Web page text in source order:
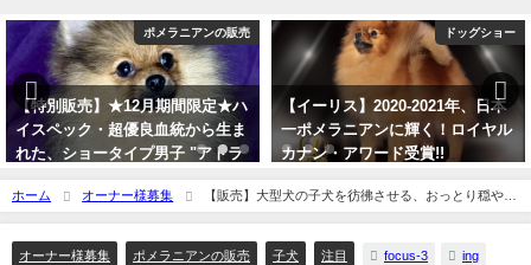
ポメラニアンの販売
【特別販売】★12月期間限定★ハ
イスペック・超優良血統から生ま
れた、ショータイプ男子 "アトラ
ス"（TEMIS25-01）
2025-10-07
ドッグショー
【イーリス】2020-2021年、日本
一ポメラニアンに輝く！ロイヤル
カナン・アワード受賞!!
ホーム オーナー様募集
【販売】大型犬の子犬を彷彿させる、おっとり穏やか
な兄弟犬・ジンくん＆サンくんの販売のご紹介です。
オーナー様募集 ポメラニアンの販売 子犬 注目 focus-3 ing